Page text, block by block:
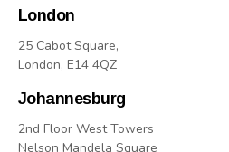
London
25 Cabot Square,
London, E14 4QZ
Johannesburg
2nd Floor West Towers
Nelson Mandela Square